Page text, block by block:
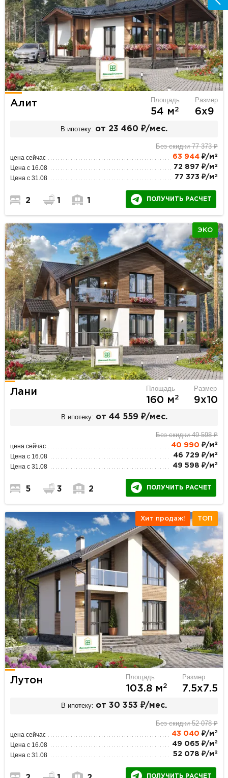
Алит Площадь
54 м2
Размер
6х9
В ипотеку: от 23 460 ₽/мес.
Без скидки 77 373 ₽
цена сейчас 63 944₽/м 2
Цена с 16.08 72 897 ₽/м 2
Цена с 31.08 77 373 ₽/м 2
2 1 1 ПОЛУЧИТЬ РАСЧЕТ
ЭКО
Лани Площадь
160 м2
Размер
9х10
В ипотеку: от 44 559 ₽/мес.
Без скидки 49 598 ₽
цена сейчас 40 990 ₽/м 2
Цена с 16.08 46 729 ₽/м 2
Цена с 31.08 49 598 ₽/м 2
5 3 2 ПОЛУЧИТЬ РАСЧЕТ
Хит продаж! ТОП
Лутон Площадь
103.8 м2
Размер
7.5х7.5
В ипотеку: от 30 353 ₽/мес.
Без скидки 52 078 ₽
цена сейчас 43 040 ₽/м 2
Цена с 16.08 49 065 ₽/м 2
Цена с 31.08 52 078 ₽/м 2
ПОЛУЧИТЬ РАСЧЕТ